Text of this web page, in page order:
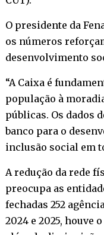
O presidente da
os números
desenvolvimento
“A Caixa é
população à
públicas. Os dados
banco para o
inclusão social em
A redução da rede
preocupa as
fechadas 252
2024 e 2025, houve